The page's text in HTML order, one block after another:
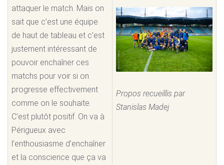
attaquer le match. Mais on
sait que c’est une équipe
de haut de tableau et c’est
justement intéressant de
pouvoir enchaîner ces
matchs pour voir si on
progresse effectivement
comme on le souhaite.
C’est plutôt positif. On va à
Périgueux avec
l’enthousiasme d’enchaîner
et la conscience que ça va
Propos recueillis par
Stanislas Madej